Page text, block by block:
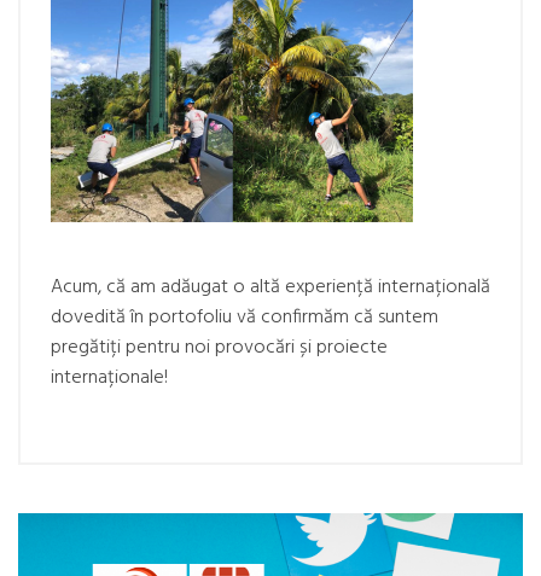
Acum, că am adăugat o altă experiență internațională
dovedită în portofoliu vă confirmăm că suntem
pregătiți pentru noi provocări și proiecte
internaționale!